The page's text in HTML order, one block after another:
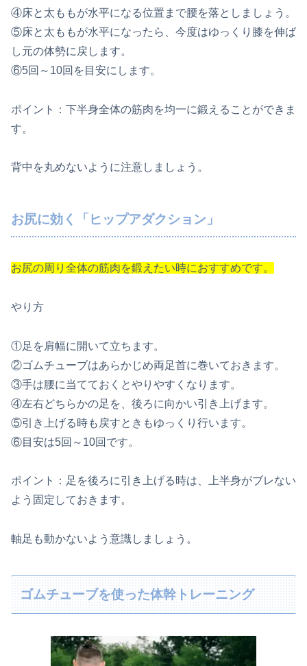
④床と太ももが水平になる位置まで腰を落としましょう。
⑤床と太ももが水平になったら、今度はゆっくり膝を伸ば
し元の体勢に戻します。
⑥5回～10回を目安にします。
ポイント：下半身全体の筋肉を均一に鍛えることができま
す。
背中を丸めないように注意しましょう。
お尻に効く「ヒップアダクション」
お尻の周り全体の筋肉を鍛えたい時におすすめです。
やり方
①足を肩幅に開いて立ちます。
②ゴムチューブはあらかじめ両足首に巻いておきます。
③手は腰に当てておくとやりやすくなります。
④左右どちらかの足を、後ろに向かい引き上げます。
⑤引き上げる時も戻すときもゆっくり行います。
⑥目安は5回～10回です。
ポイント：足を後ろに引き上げる時は、上半身がブレない
よう固定しておきます。
軸足も動かないよう意識しましょう。
ゴムチューブを使った体幹トレーニング